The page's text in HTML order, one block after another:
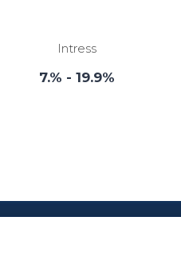
Intress
7.% - 19.9%